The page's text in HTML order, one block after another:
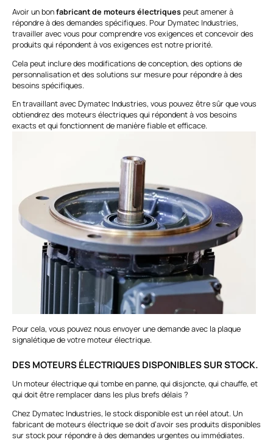
Avoir un bonfabricant de moteurs électriquespeut amener à
répondre à des demandes spécifiques. Pour Dymatec Industries,
travailler avec vous pour comprendre vos exigences et concevoir des
produits qui répondent à vos exigences est notre priorité.
Cela peut inclure des modifications de conception, des options de
personnalisation et des solutions sur mesure pour répondre à des
besoins spécifiques.
En travaillant avec Dymatec Industries, vous pouvez être sûr que vous
obtiendrez des moteurs électriques qui répondent à vos besoins
exacts et qui fonctionnent de manière fiable et efficace.
Pour cela, vous pouvez nous envoyer une demande avec laplaque
signalétiquede votre moteur électrique.
DES MOTEURS ÉLECTRIQUES DISPONIBLES SUR STOCK.
Un moteur électrique qui tombe en panne, qui disjoncte, qui chauffe, et
qui doit être remplacer dans les plus brefs délais ?
Chez Dymatec Industries, le stock disponible est un réel atout. Un
fabricant de moteurs électrique se doit d’avoir ses produits disponibles
sur stock pour répondre à des demandes urgentes ou immédiates.